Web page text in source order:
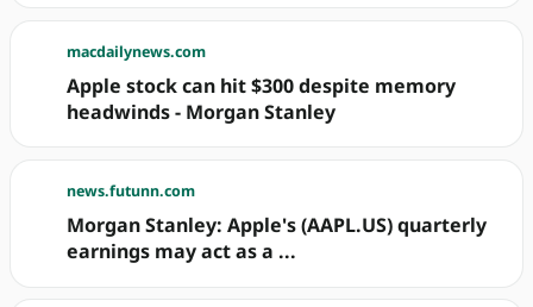
macdailynews.com
Apple stock can hit $300 despite memory
headwinds - Morgan Stanley
news.futunn.com
Morgan Stanley: Apple's (AAPL.US) quarterly
earnings may act as a ...